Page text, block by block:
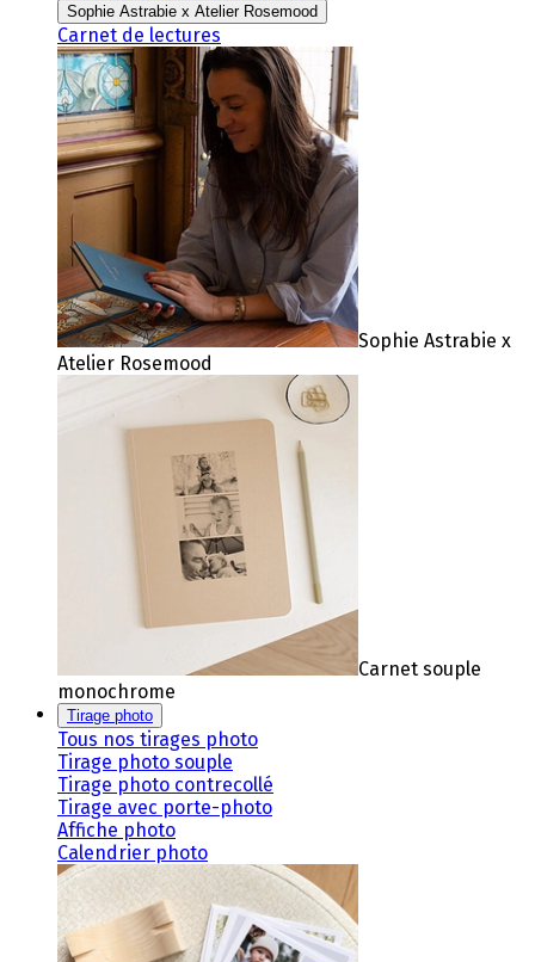
Sophie Astrabie x Atelier Rosemood
Carnet de lectures
Sophie Astrabie x
Atelier Rosemood
Carnet souple
monochrome
Tirage photo
Tous nos tirages photo
Tirage photo souple
Tirage photo contrecollé
Tirage avec porte-photo
Affiche photo
Calendrier photo